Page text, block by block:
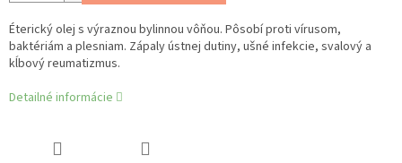
Éterický olej s výraznou bylinnou vôňou. Pôsobí proti vírusom,
baktériám a plesniam. Zápaly ústnej dutiny, ušné infekcie, svalový a
kĺbový reumatizmus.
Detailné informácie